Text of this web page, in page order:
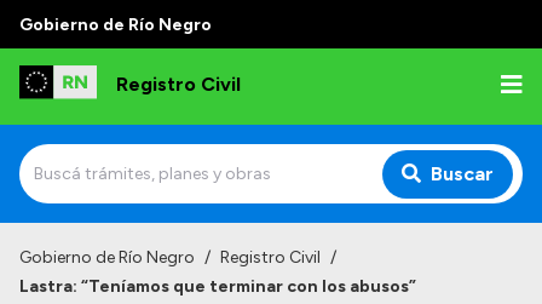
Gobierno de Río Negro
Registro Civil
Buscar
Gobierno de Río Negro / Registro Civil /
Lastra: “Teníamos que terminar con los abusos”